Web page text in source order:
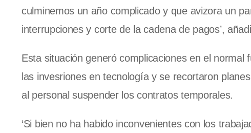
culminemos un año complicado y que avizora un
interrupciones y corte de la cadena de pagos’,
Esta situación generó complicaciones en el
las invesriones en tecnología y se recortaron
al personal suspender los contratos temporales.
‘Si bien no ha habido inconvenientes con los